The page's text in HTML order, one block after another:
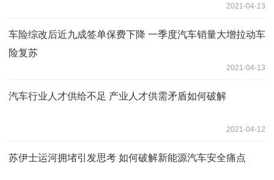
2021-04-13
车险综改后近九成签单保费下降 一季度汽车销量大增拉动车
险复苏
2021-04-13
汽车行业人才供给不足 产业人才供需矛盾如何破解
2021-04-12
苏伊士运河拥堵引发思考 如何破解新能源汽车安全痛点